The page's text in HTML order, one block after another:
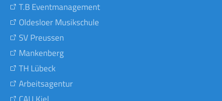
T.B Eventmanagement
Oldesloer Musikschule
SV Preussen
Mankenberg
TH Lübeck
Arbeitsagentur